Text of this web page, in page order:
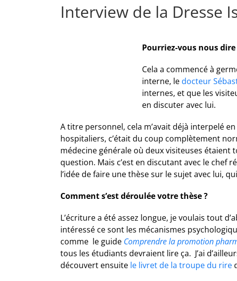
Interview de la Dresse
Pourriez-vous nous
Cela a commencé à
interne, le docteur
internes, et que les
en discuter avec lui.
A titre personnel, cela m’avait déjà interpelé
hospitaliers, c’était du coup complètement
médecine générale où deux visiteuses étaient
question. Mais c’est en discutant avec le chef
l’idée de faire une thèse sur le sujet avec lui,
Comment s’est déroulée votre thèse ?
L’écriture a été assez longue, je voulais tout
intéressé ce sont les mécanismes
comme le guide Comprendre la promotion
tous les étudiants devraient lire ça. J’ai
découvert ensuite le livret de la troupe du rire